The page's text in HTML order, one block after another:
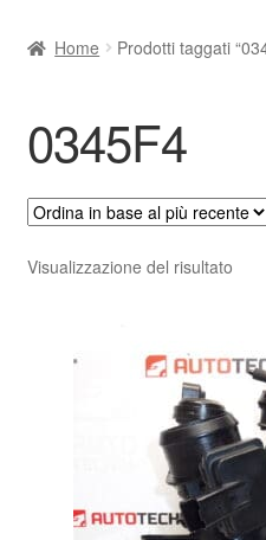
Contatto
Il mio account
Pagamenti
Procedura di Reclamo
Registratore di cassa
Rimostranza
Home Prodotti taggati
0345F4
Visualizzazione del risultato